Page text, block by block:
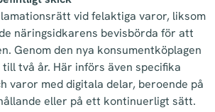
vid felaktiga varor, liksom
näringsidkarens bevisbörda för att
Genom den nya konsumentköplagen
två år. Här införs även specifika
varor med digitala delar, beroende på
eller på ett kontinuerligt sätt.